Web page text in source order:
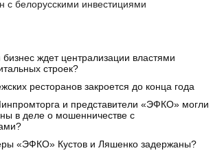
с белорусскими инвестициями
ждет централизации властями
строек?
ресторанов закроется до конца года
и представители «ЭФКО» могли
в деле о мошенничестве с
«ЭФКО» Кустов и Ляшенко задержаны?